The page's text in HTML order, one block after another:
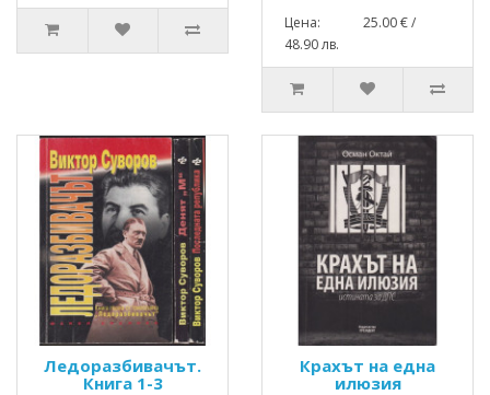
Цена: 25.00 € /
48.90 лв.
Ледоразбивачът.
Книга 1-3
Крахът на една
илюзия